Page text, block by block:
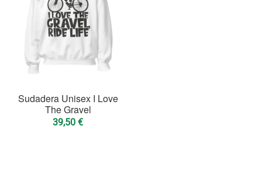
Sudadera Unisex I Love
The Gravel
39,50 €